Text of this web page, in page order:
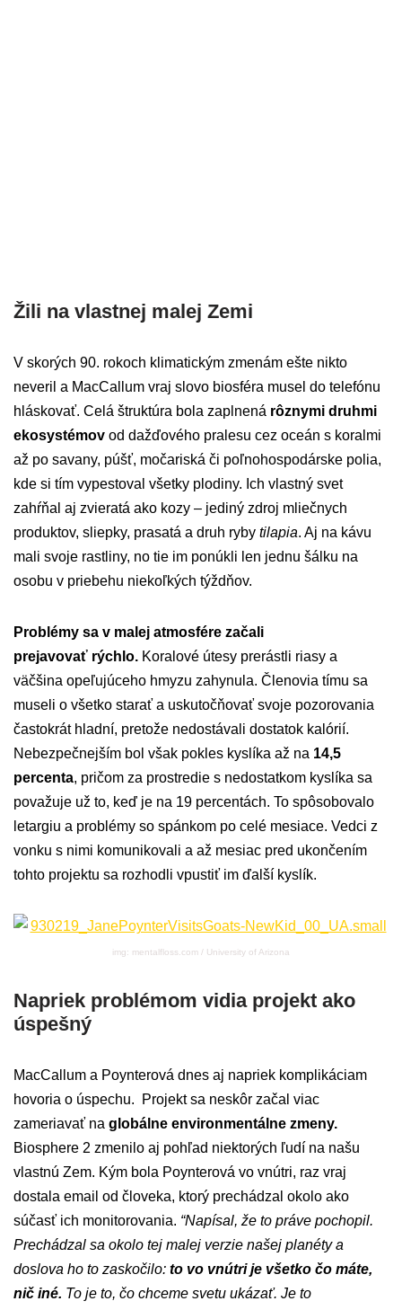
Žili na vlastnej malej Zemi
V skorých 90. rokoch klimatickým zmenám ešte nikto
neveril a MacCallum vraj slovo biosféra musel do telefónu
hláskovať. Celá štruktúra bola zaplnená rôznymi druhmi
ekosystémov od dažďového pralesu cez oceán s koralmi
až po savany, púšť, močariská či poľnohospodárske polia,
kde si tím vypestoval všetky plodiny. Ich vlastný svet
zahŕňal aj zvieratá ako kozy – jediný zdroj mliečnych
produktov, sliepky, prasatá a druh ryby tilapia. Aj na kávu
mali svoje rastliny, no tie im ponúkli len jednu šálku na
osobu v priebehu niekoľkých týždňov.
Problémy sa v malej atmosfére začali
prejavovať rýchlo. Koralové útesy prerástli riasy a
väčšina opeľujúceho hmyzu zahynula. Členovia tímu sa
museli o všetko starať a uskutočňovať svoje pozorovania
častokrát hladní, pretože nedostávali dostatok kalórií.
Nebezpečnejším bol však pokles kyslíka až na 14,5
percenta, pričom za prostredie s nedostatkom kyslíka sa
považuje už to, keď je na 19 percentách. To spôsobovalo
letargiu a problémy so spánkom po celé mesiace. Vedci z
vonku s nimi komunikovali a až mesiac pred ukončením
tohto projektu sa rozhodli vpustiť im ďalší kyslík.
img: mentalfloss.com / University of Arizona
Napriek problémom vidia projekt ako
úspešný
MacCallum a Poynterová dnes aj napriek komplikáciam
hovoria o úspechu. Projekt sa neskôr začal viac
zameriavať na globálne environmentálne zmeny.
Biosphere 2 zmenilo aj pohľad niektorých ľudí na našu
vlastnú Zem. Kým bola Poynterová vo vnútri, raz vraj
dostala email od človeka, ktorý prechádzal okolo ako
súčasť ich monitorovania. “Napísal, že to práve pochopil.
Prechádzal sa okolo tej malej verzie našej planéty a
doslova ho to zaskočilo: to vo vnútri je všetko čo máte,
nič iné. To je to, čo chceme svetu ukázať. Je to